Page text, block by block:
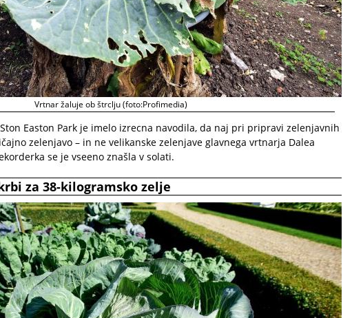
Vrtnar žaluje ob štrclju (foto:Profimedia)
Easton Park je imelo izrecna navodila, da naj pri pripravi zelenjavnih
zelenjavo – in ne velikanske zelenjave glavnega vrtnarja Dalea
se je vseeno znašla v solati.
za 38-kilogramsko zelje